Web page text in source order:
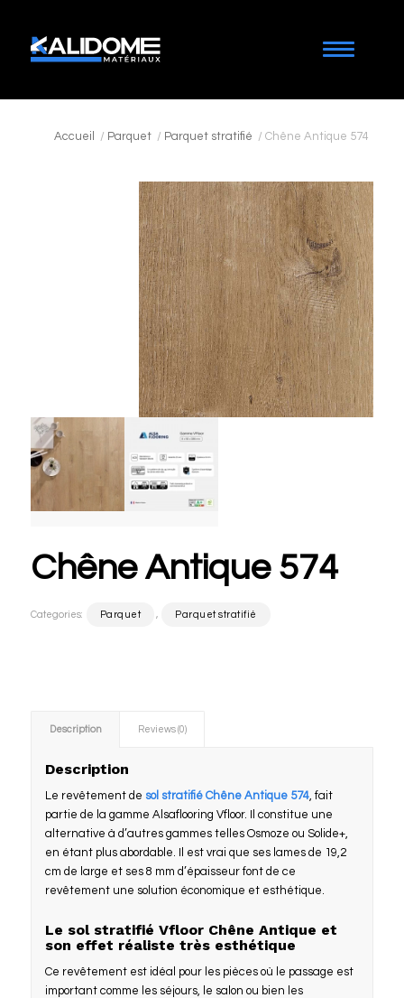
Accueil / Parquet / Parquet stratifié / Chêne Antique 574
Chêne Antique 574
Categories: Parquet , Parquet stratifié
Description Reviews (0)
Description
Le revêtement de sol stratifié Chêne Antique 574, fait
partie de la gamme Alsaflooring Vfloor. Il constitue une
alternative à d’autres gammes telles Osmoze ou Solide+,
en étant plus abordable. Il est vrai que ses lames de 19,2
cm de large et ses 8 mm d’épaisseur font de ce
revêtement une solution économique et esthétique.
Le sol stratifié Vfloor Chêne Antique et
son effet réaliste très esthétique
Ce revêtement est idéal pour les pièces où le passage est
important comme les séjours, le salon ou bien les